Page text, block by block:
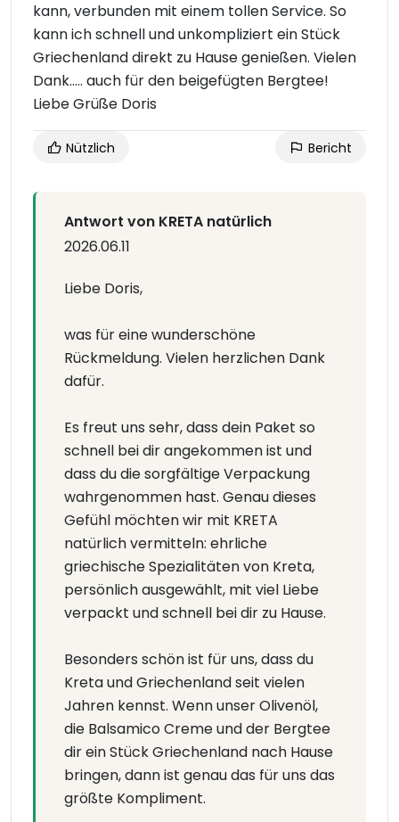
kann, verbunden mit einem tollen Service. So
kann ich schnell und unkompliziert ein Stück
Griechenland direkt zu Hause genießen. Vielen
Dank….. auch für den beigefügten Bergtee!
Liebe Grüße Doris
Nützlich Bericht
Antwort von KRETA natürlich
2026.06.11
Liebe Doris,
was für eine wunderschöne
Rückmeldung. Vielen herzlichen Dank
dafür.
Es freut uns sehr, dass dein Paket so
schnell bei dir angekommen ist und
dass du die sorgfältige Verpackung
wahrgenommen hast. Genau dieses
Gefühl möchten wir mit KRETA
natürlich vermitteln: ehrliche
griechische Spezialitäten von Kreta,
persönlich ausgewählt, mit viel Liebe
verpackt und schnell bei dir zu Hause.
Besonders schön ist für uns, dass du
Kreta und Griechenland seit vielen
Jahren kennst. Wenn unser Olivenöl,
die Balsamico Creme und der Bergtee
dir ein Stück Griechenland nach Hause
bringen, dann ist genau das für uns das
größte Kompliment.